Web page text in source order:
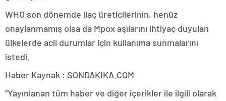
WHO son dönemde ilaç üreticilerinin, henüz
onaylanmamış olsa da Mpox aşılarını ihtiyaç duyulan
ülkelerde acil durumlar için kullanıma sunmalarını
istedi.
Haber Kaynak : SONDAKIKA.COM
“Yayınlanan tüm haber ve diğer içerikler ile ilgili olarak